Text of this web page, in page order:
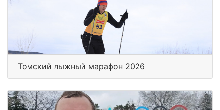
Томский лыжный марафон 2026